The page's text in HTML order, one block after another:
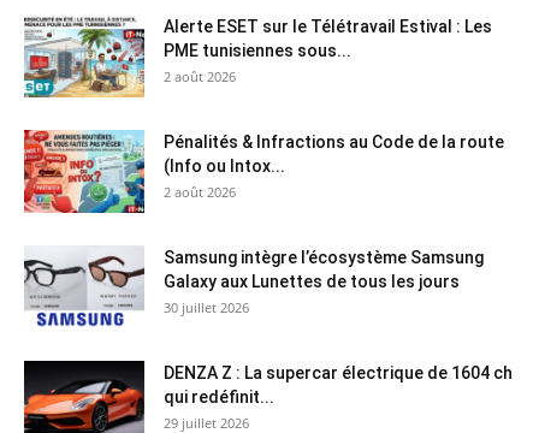
Alerte ESET sur le Télétravail Estival : Les
PME tunisiennes sous...
2 août 2026
Pénalités & Infractions au Code de la route
(Info ou Intox...
2 août 2026
Samsung intègre l’écosystème Samsung
Galaxy aux Lunettes de tous les jours
30 juillet 2026
DENZA Z : La supercar électrique de 1604 ch
qui redéfinit...
29 juillet 2026